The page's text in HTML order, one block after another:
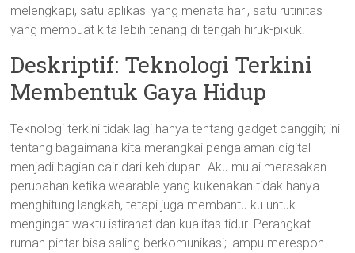
melengkapi, satu aplikasi yang menata hari, satu rutinitas
yang membuat kita lebih tenang di tengah hiruk-pikuk.
Deskriptif: Teknologi Terkini
Membentuk Gaya Hidup
Teknologi terkini tidak lagi hanya tentang gadget canggih; ini
tentang bagaimana kita merangkai pengalaman digital
menjadi bagian cair dari kehidupan. Aku mulai merasakan
perubahan ketika wearable yang kukenakan tidak hanya
menghitung langkah, tetapi juga membantu ku untuk
mengingat waktu istirahat dan kualitas tidur. Perangkat
rumah pintar bisa saling berkomunikasi; lampu merespon